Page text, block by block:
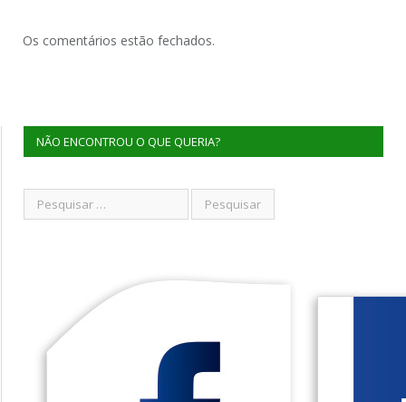
Os comentários estão fechados.
NÃO ENCONTROU O QUE QUERIA?